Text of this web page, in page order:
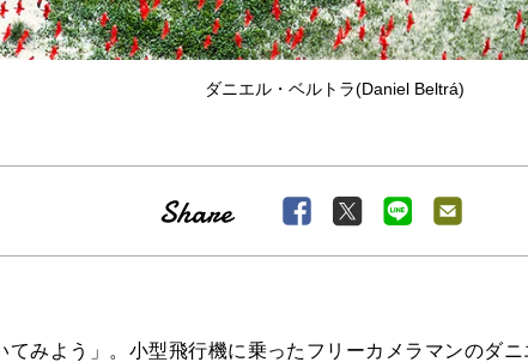
ダニエル・ベルトラ(Daniel Beltrá)
てみよう」。小型飛行機に乗ったフリーカメラマンのダニ